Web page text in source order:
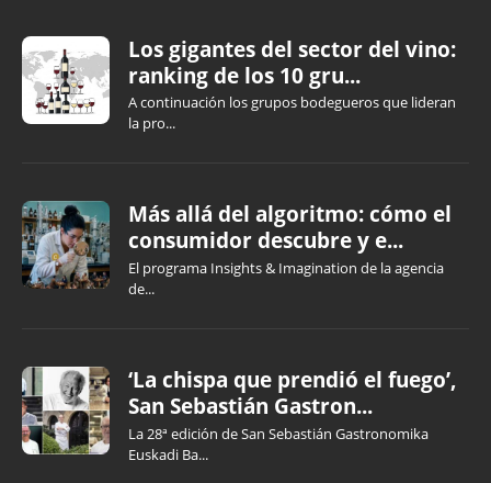
Los gigantes del sector del vino:
ranking de los 10 gru...
A continuación los grupos bodegueros que lideran
la pro...
Más allá del algoritmo: cómo el
consumidor descubre y e...
El programa Insights & Imagination de la agencia
de...
‘La chispa que prendió el fuego’,
San Sebastián Gastron...
La 28ª edición de San Sebastián Gastronomika
Euskadi Ba...